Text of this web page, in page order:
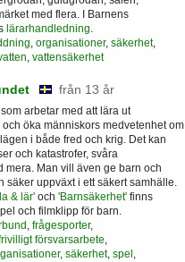
med flera. I Barnens
lärarhandledning.
, organisationer, säkerhet,
, vattensäkerhet
från 13 år
arbetar med att lära ut
öka människors medvetenhet om
i både fred och krig. Det kan
och katastrofer, svåra
mera. Man vill även ge barn och
säker uppväxt i ett säkert samhälle.
& lär'och 'Barnsäkerhet'finns
och filmklipp för barn.
, frågesporter,
försvarsarbete,
, säkerhet, spel ,